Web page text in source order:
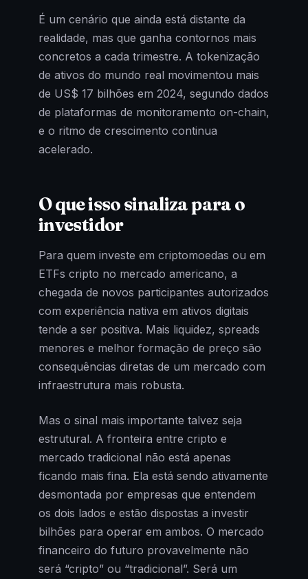
É um cenário que ainda está distante da
realidade, mas que ganha contornos mais
concretos a cada trimestre. A tokenização
de ativos do mundo real movimentou mais
de US$ 17 bilhões em 2024, segundo dados
de plataformas de monitoramento on-chain,
e o ritmo de crescimento continua
acelerado.
O que isso sinaliza para o
investidor
Para quem investe em criptomoedas ou em
ETFs cripto no mercado americano, a
chegada de novos participantes autorizados
com experiência nativa em ativos digitais
tende a ser positiva. Mais liquidez, spreads
menores e melhor formação de preço são
consequências diretas de um mercado com
infraestrutura mais robusta.
Mas o sinal mais importante talvez seja
estrutural. A fronteira entre cripto e
mercado tradicional não está apenas
ficando mais fina. Ela está sendo ativamente
desmontada por empresas que entendem
os dois lados e estão dispostas a investir
bilhões para operar em ambos. O mercado
financeiro do futuro provavelmente não
será “cripto” ou “tradicional”. Será um